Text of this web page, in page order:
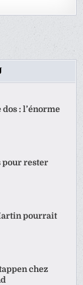
: l’énorme
pour rester
pourrait
chez